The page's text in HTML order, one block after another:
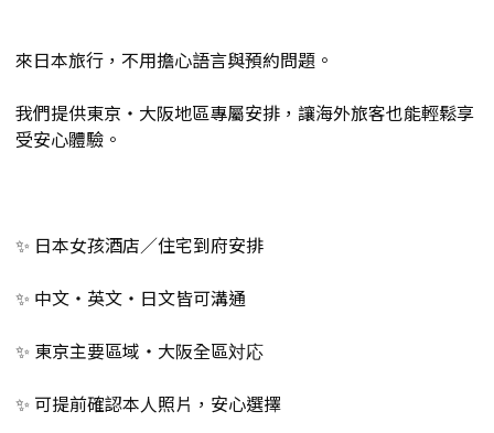
來日本旅行，不用擔心語言與預約問題。
我們提供東京・大阪地區專屬安排，讓海外旅客也能輕鬆享
受安心體驗。
✨ 日本女孩酒店／住宅到府安排
✨ 中文・英文・日文皆可溝通
✨ 東京主要區域・大阪全區対応
✨ 可提前確認本人照片，安心選擇